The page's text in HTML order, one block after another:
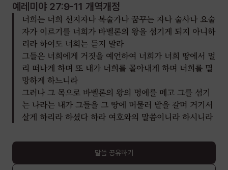
예레미야 27:9-11 개역개정
너희는 너희 선지자나 복술가나 꿈꾸는 자나 술사나 요술
자가 이르기를 너희가 바벨론의 왕을 섬기게 되지 아니하
리라 하여도 너희는 듣지 말라
그들은 너희에게 거짓을 예언하여 너희가 너희 땅에서 멀
리 떠나게 하며 또 내가 너희를 몰아내게 하며 너희를 멸
망하게 하느니라
그러나 그 목으로 바벨론의 왕의 멍에를 메고 그를 섬기
는 나라는 내가 그들을 그 땅에 머물러 밭을 갈며 거기서
살게 하리라 하셨다 하라 여호와의 말씀이니라 하시니라
말씀 공유하기